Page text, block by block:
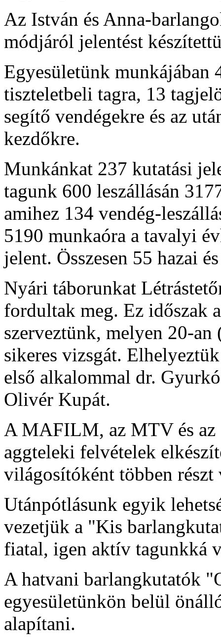
Az István és Anna-
módjáról jelentést
Egyesületünk munkájában
tiszteletbeli tagra, 13
segítő vendégekre és az
kezdőkre.
Munkánkat 237 kutatási
tagunk 600 leszállásán
amihez 134 vendég-
5190 munkaóra a tavalyi
jelent. Összesen 55 hazai
Nyári táborunkat
fordultak meg. Ez időszak
szerveztünk, melyen 20-
sikeres vizsgát.
első alkalommal dr.
Olivér Kupát.
A MAFILM, az MTV és
aggteleki felvételek
világosítóként többen
Utánpótlásunk egyik
vezetjük a "Kis
fiatal, igen aktív tagunkká
A hatvani barlangkutatók
egyesületünkön belül
alapítani.